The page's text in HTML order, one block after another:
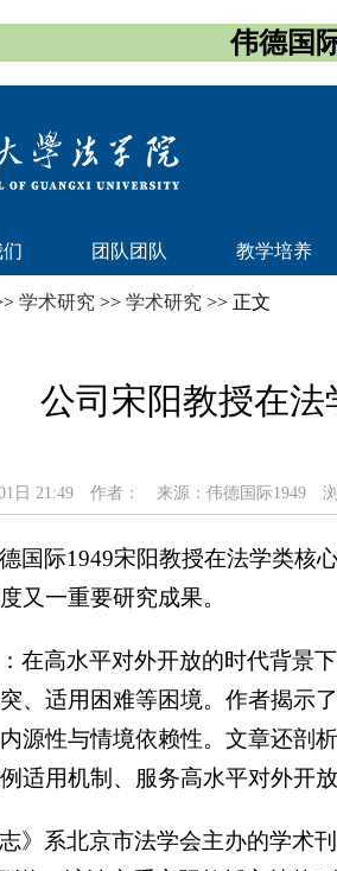
伟德国
团队团队 教学培养
学术研究 >> 学术研究 >> 正文
公司宋阳教授在法
日 21:49 作者： 来源：伟德国际1949
国际1949宋阳教授在法学类核
又一重要研究成果。
在高水平对外开放的时代背景
、适用困难等困境。作者揭示
源性与情境依赖性。文章还剖
适用机制、服务高水平对外开
志》系北京市法学会主办的学术